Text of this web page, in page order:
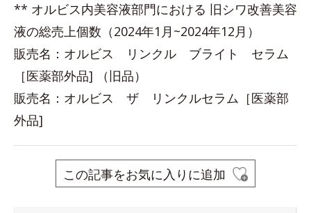
** オルビス内美容液部門における 旧シワ改善美容
液の総売上個数（2024年1月~2024年12月）
販売名：オルビス リンクル ブライト セラム
［医薬部外品] （旧品）
販売名：オルビス ザ リンクルセラム［医薬部
外品]
この記事をお気に入りに追加